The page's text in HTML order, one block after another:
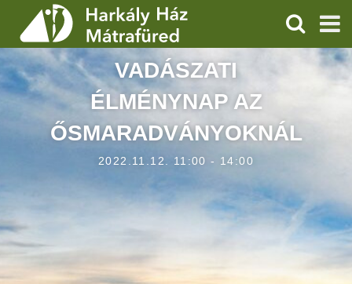
SZOLGÁLTATÁSOK
PROGRAMOK
ÁRAK, NYITVATARTÁS
KERESÉS
VADÁSZATI
ÉLMÉNYNAP AZ
ŐSMARADVÁNYOKNÁL
2022.11.12. 11:00 - 14:00